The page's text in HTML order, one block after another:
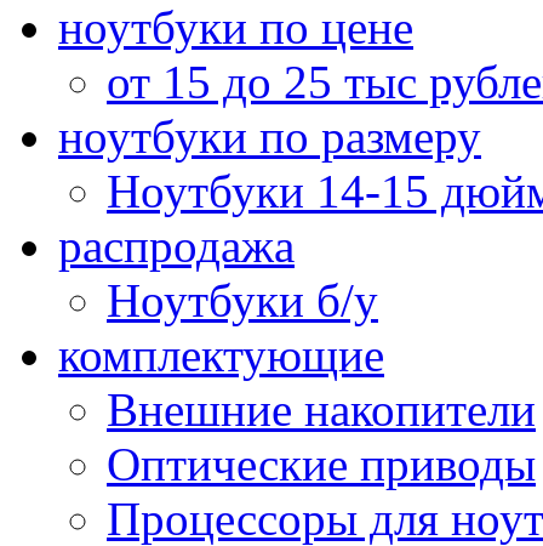
ноутбуки по цене
от 15 до 25 тыс
ноутбуки по размеру
Ноутбуки 14-15
распродажа
Ноутбуки б/у
комплектующие
Внешние накопители
Оптические приводы
Процессоры для